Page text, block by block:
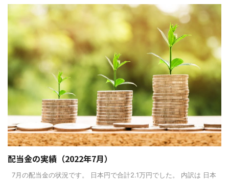
配当金の実績（2022年7月）
7月の配当金の状況です。 日本円で合計2.1万円でした。 内訳は 日本